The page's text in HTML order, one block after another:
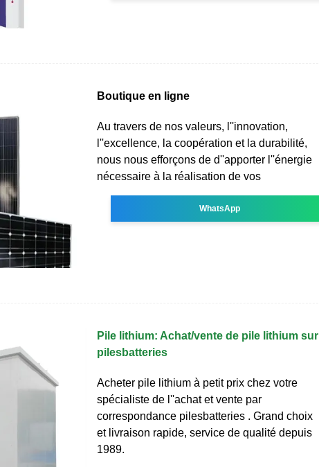
Boutique en ligne
Au travers de nos valeurs, l''innovation,
l''excellence, la coopération et la durabilité,
nous nous efforçons de d''apporter l''énergie
nécessaire à la réalisation de vos
WhatsApp
Pile lithium: Achat/vente de pile lithium sur
pilesbatteries
Acheter pile lithium à petit prix chez votre
spécialiste de l''achat et vente par
correspondance pilesbatteries . Grand choix
et livraison rapide, service de qualité depuis
1989.